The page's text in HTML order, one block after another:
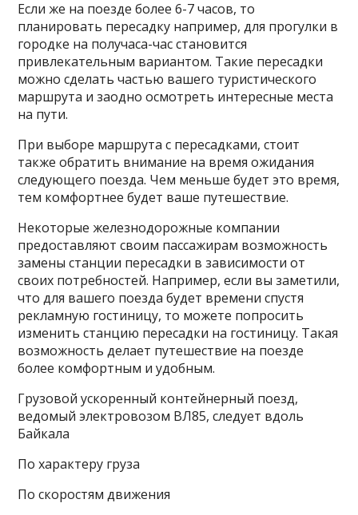
Если же на поезде более 6-7 часов, то
планировать пересадку например, для прогулки в
городке на получаса-час становится
привлекательным вариантом. Такие пересадки
можно сделать частью вашего туристического
маршрута и заодно осмотреть интересные места
на пути.
При выборе маршрута с пересадками, стоит
также обратить внимание на время ожидания
следующего поезда. Чем меньше будет это время,
тем комфортнее будет ваше путешествие.
Некоторые железнодорожные компании
предоставляют своим пассажирам возможность
замены станции пересадки в зависимости от
своих потребностей. Например, если вы заметили,
что для вашего поезда будет времени спустя
рекламную гостиницу, то можете попросить
изменить станцию пересадки на гостиницу. Такая
возможность делает путешествие на поезде
более комфортным и удобным.
Грузовой ускоренный контейнерный поезд,
ведомый электровозом ВЛ85, следует вдоль
Байкала
По характеру груза
По скоростям движения